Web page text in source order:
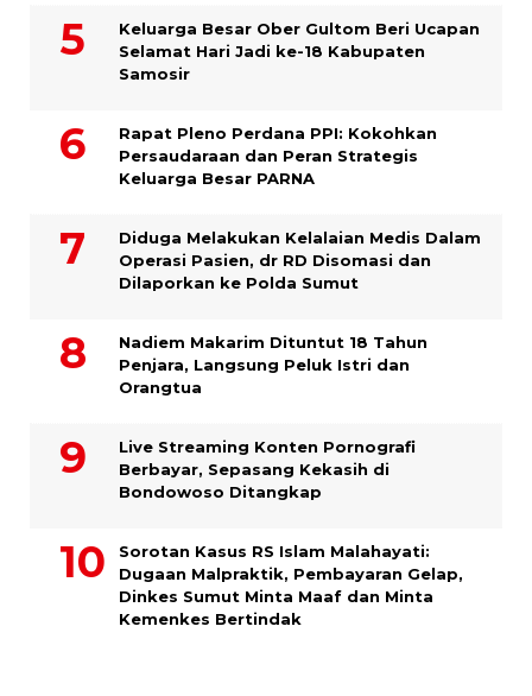
Keluarga Besar Ober Gultom Beri Ucapan
Selamat Hari Jadi ke-18 Kabupaten
Samosir
Rapat Pleno Perdana PPI: Kokohkan
Persaudaraan dan Peran Strategis
Keluarga Besar PARNA
Diduga Melakukan Kelalaian Medis Dalam
Operasi Pasien, dr RD Disomasi dan
Dilaporkan ke Polda Sumut
​Nadiem Makarim Dituntut 18 Tahun
Penjara, Langsung Peluk Istri dan
Orangtua
Live Streaming Konten Pornografi
Berbayar, Sepasang Kekasih di
Bondowoso Ditangkap
Sorotan Kasus RS Islam Malahayati:
Dugaan Malpraktik, Pembayaran Gelap,
Dinkes Sumut Minta Maaf dan Minta
Kemenkes Bertindak